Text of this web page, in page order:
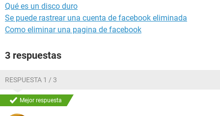
Qué es un disco duro
Se puede rastrear una cuenta de facebook eliminada
Como eliminar una pagina de facebook
3 respuestas
RESPUESTA 1 / 3
Mejor respuesta